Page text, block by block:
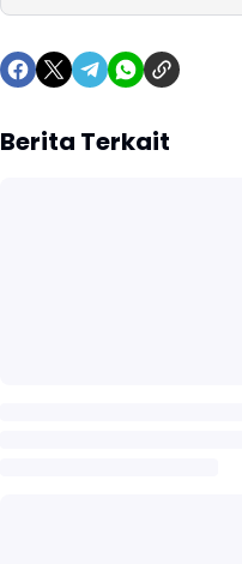
Berita Terkait